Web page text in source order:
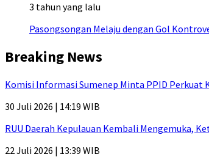
3 tahun yang lalu
Pasongsongan Melaju dengan Gol
Breaking News
Komisi Informasi Sumenep Minta PPID
30 Juli 2026 | 14:19 WIB
RUU Daerah Kepulauan Kembali Mengemuka,
22 Juli 2026 | 13:39 WIB